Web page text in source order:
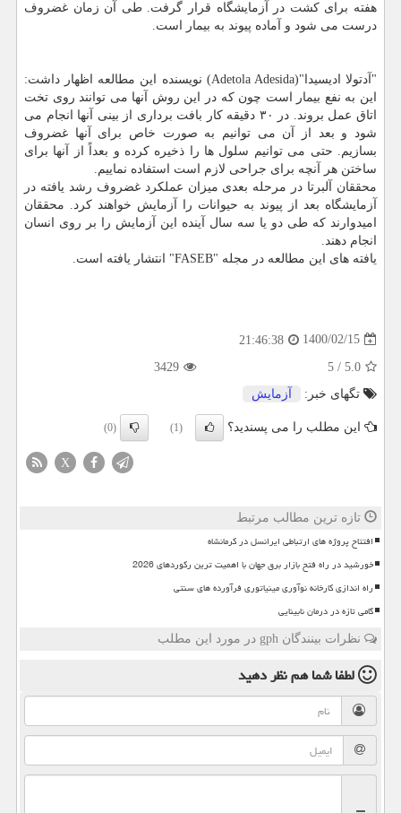
هفته برای کشت در آزمایشگاه قرار گرفت. طی آن زمان غضروف
درست می شود و آماده پیوند به بیمار است.
"آدتولا ادیسیدا"(Adetola Adesida) نویسنده این مطالعه اظهار داشت:
این به نفع بیمار است چون که در این روش آنها می توانند روی تخت
اتاق عمل بروند. در ۳۰ دقیقه کار بافت برداری از بینی آنها انجام می
شود و بعد از آن می توانیم به صورت خاص برای آنها غضروف
بسازیم. حتی می توانیم سلول ها را ذخیره کرده و بعداً از آنها برای
ساختن هر آنچه برای جراحی لازم است استفاده نماییم.
محققان آلبرتا در مرحله بعدی میزان عملکرد غضروف رشد یافته در
آزمایشگاه بعد از پیوند به حیوانات را آزمایش خواهند کرد. محققان
امیدوارند که طی دو یا سه سال آینده این آزمایش را بر روی انسان
انجام دهند.
یافته های این مطالعه در مجله "FASEB" انتشار یافته است.
1400/02/15
21:46:38
5.0
/
5
3429
تگهای خبر:
آزمایش
این مطلب را می پسندید؟ (1)
(0)
X
تازه ترین مطالب مرتبط
افتتاح پروژه های ارتباطی ایرانسل در کرمانشاه
خورشید در راه فتح بازار برق جهان با اهمیت ترین رکوردهای 2026
راه اندازی کارخانه نوآوری مینیاتوری فرآورده های سنتی
گامی تازه در درمان نابینایی
نظرات بینندگان gph در مورد این مطلب
لطفا شما همنظر دهید